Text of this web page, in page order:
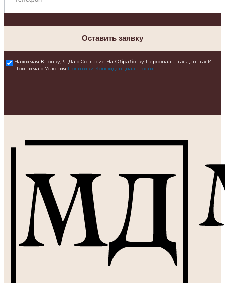
Оставить заявку
Нажимая Кнопку, Я Даю Согласие На Обработку Персональных Данных И
Принимаю Условия Политики Конфиденциальности